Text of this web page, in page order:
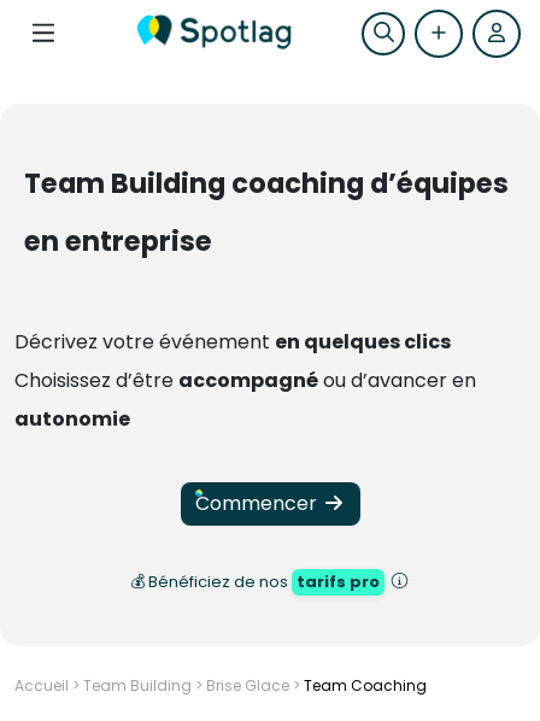
Team Building coaching d’équipes
en entreprise
Décrivez votre événement en quelques clics
Choisissez d’être accompagnéou d’avancer en
autonomie
Commencer
💰 Bénéficiez de nos tarifs pro
Accueil > Team Building > Brise Glace > Team Coaching